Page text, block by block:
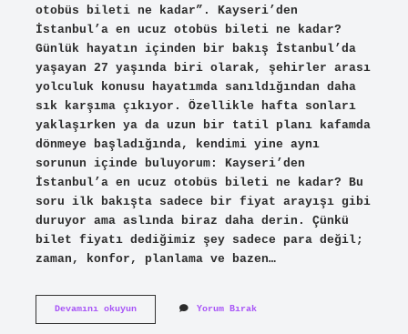
otobüs bileti ne kadar”. Kayseri’den
İstanbul’a en ucuz otobüs bileti ne kadar?
Günlük hayatın içinden bir bakış İstanbul’da
yaşayan 27 yaşında biri olarak, şehirler arası
yolculuk konusu hayatımda sanıldığından daha
sık karşıma çıkıyor. Özellikle hafta sonları
yaklaşırken ya da uzun bir tatil planı kafamda
dönmeye başladığında, kendimi yine aynı
sorunun içinde buluyorum: Kayseri’den
İstanbul’a en ucuz otobüs bileti ne kadar? Bu
soru ilk bakışta sadece bir fiyat arayışı gibi
duruyor ama aslında biraz daha derin. Çünkü
bilet fiyatı dediğimiz şey sadece para değil;
zaman, konfor, planlama ve bazen…
Devamını okuyunKayseri’den
Yorum Bırak